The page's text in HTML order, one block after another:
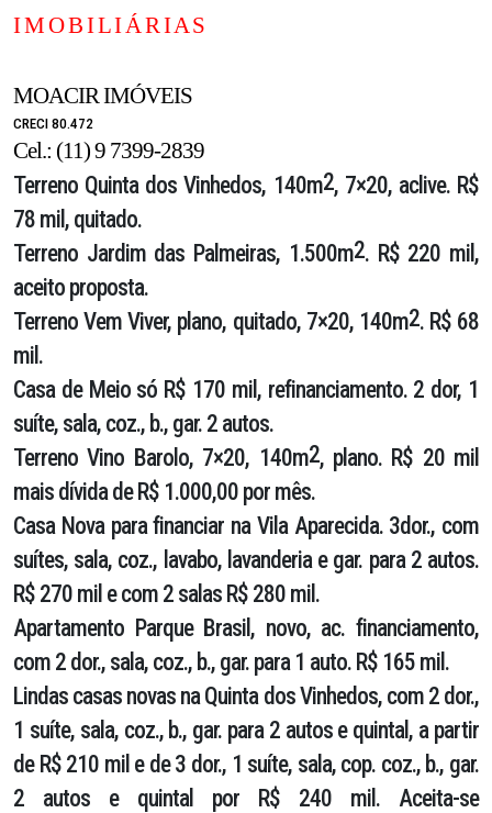
I M O B I L I Á R I A S
MOACIR IMÓVEIS
CRECI 80.472
Cel.: (11) 9 7399-2839
Terreno Quinta dos Vinhedos, 140m2, 7×20, aclive. R$
78 mil, quitado.
Terreno Jardim das Palmeiras, 1.500m2. R$ 220 mil,
aceito proposta.
Terreno Vem Viver, plano, quitado, 7×20, 140m2. R$ 68
mil.
Casa de Meiosó R$ 170 mil, refinanciamento. 2 dor, 1
suíte, sala, coz., b., gar. 2 autos.
Terreno Vino Barolo, 7×20, 140m2, plano. R$ 20 mil
mais dívida de R$ 1.000,00 por mês.
Casa Novapara financiar na Vila Aparecida. 3dor., com
suítes, sala, coz., lavabo, lavanderia e gar. para 2 autos.
R$ 270 mil e com 2 salas R$ 280 mil.
Apartamento Parque Brasil , novo, ac. financiamento,
com 2 dor., sala, coz., b., gar. para 1 auto. R$ 165 mil.
Lindas casas novas na Quinta dos Vinhedos, com 2 dor.,
1 suíte, sala, coz., b., gar. para 2 autos e quintal, a partir
de R$ 210 mil e de 3 dor., 1 suíte, sala, cop. coz., b., gar.
2 autos e quintal por R$ 240 mil. Aceita-se